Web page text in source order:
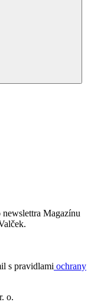
newslettra Magazínu
s pravidlami ochrany
o.